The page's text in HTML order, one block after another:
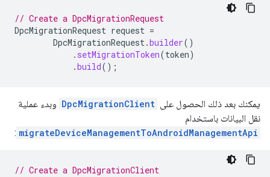
// Create a DpcMigrationRequest
DpcMigrationRequest request =
DpcMigrationRequest.builder()
. setMigrationToken(token)
.build();
يمكنك بعد ذلك الحصول على DpcMigrationClient وبدء عملية
نقل البيانات باستخدام
migrateDeviceManagementToAndroidManagementApi
:
// Create a DpcMigrationClient